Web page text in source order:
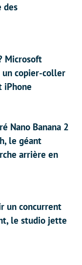
des
Microsoft
un copier-coller
iPhone
Nano Banana 2
le géant
arrière en
un concurrent
le studio jette